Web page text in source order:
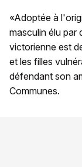
«Adoptée à
masculin élu par
victorienne est
et les filles
défendant son
Communes.